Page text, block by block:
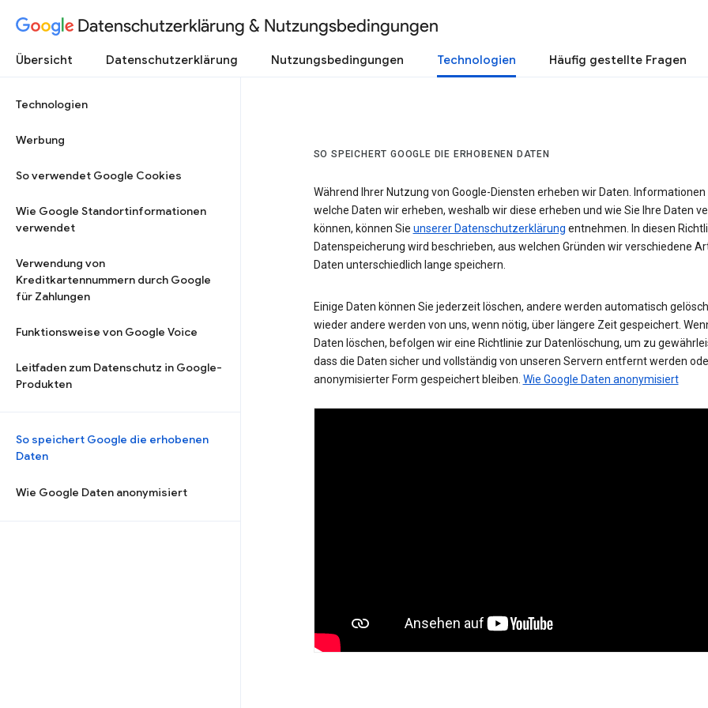
Datenschutzerklärung & Nutzungsbedingungen
Übersicht Datenschutzerklärung Nutzungsbedingungen Technologien Häufig gestellte Fragen
Technologien
Werbung
So verwendet Google Cookies
Wie Google Standortinformationen
verwendet
Verwendung von
Kreditkartennummern durch Google
für Zahlungen
Funktionsweise von Google Voice
Leitfaden zum Datenschutz in Google-
Produkten
So speichert Google die erhobenen
Daten
Wie Google Daten anonymisiert
SO SPEICHERT GOOGLE DIE ERHOBENEN DATEN
Während Ihrer Nutzung von Google-Diensten erheben wir Daten. Informationen
welche Daten wir erheben, weshalb wir diese erheben und wie Sie Ihre Daten
können, können Sie unserer Datenschutzerklärung entnehmen. In diesen
Datenspeicherung wird beschrieben, aus welchen Gründen wir verschiedene
Daten unterschiedlich lange speichern.
Einige Daten können Sie jederzeit löschen, andere werden automatisch
wieder andere werden von uns, wenn nötig, über längere Zeit gespeichert.
Daten löschen, befolgen wir eine Richtlinie zur Datenlöschung, um zu
dass die Daten sicher und vollständig von unseren Servern entfernt werden
anonymisierter Form gespeichert bleiben. Wie Google Daten anonymisiert